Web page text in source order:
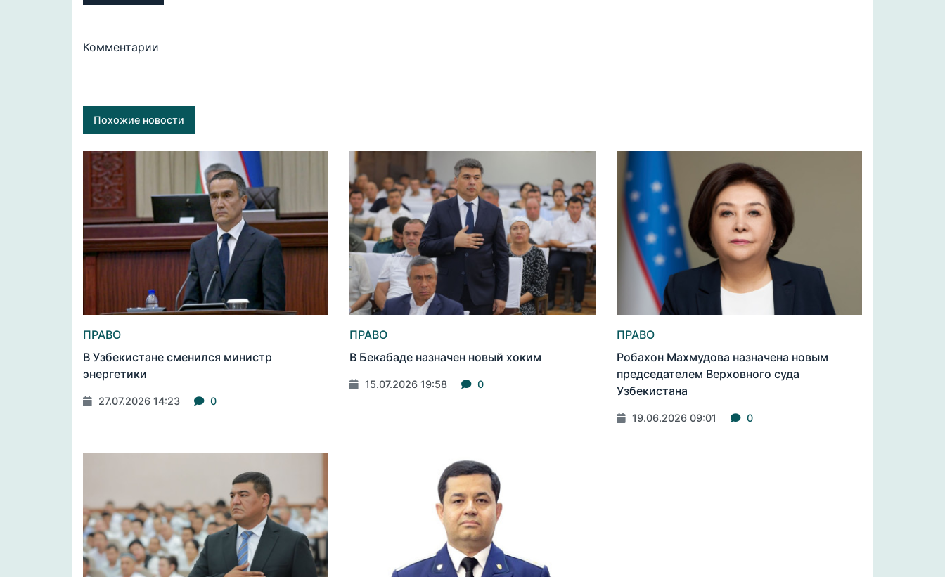
Комментарии
Похожие новости
ПРАВО
В Узбекистане сменился министр
энергетики
27.07.2026 14:23 0
ПРАВО
В Бекабаде назначен новый хоким
15.07.2026 19:58 0
ПРАВО
Робахон Махмудова назначена новым
председателем Верховного суда
Узбекистана
19.06.2026 09:01 0